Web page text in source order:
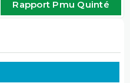
Rapport Pmu Quinté